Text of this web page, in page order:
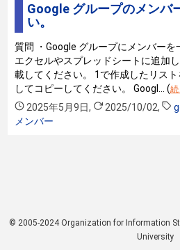
Google グループのメンバ
い。
質問 ・Google グループにメンバー
エクセルやスプレッドシートに追加
載してください。 1で作成したリス
してコピーしてください。 Googl… (
2025年5月9日, 2025/10/02,
メンバー
© 2005-2024 Organization for Information
University